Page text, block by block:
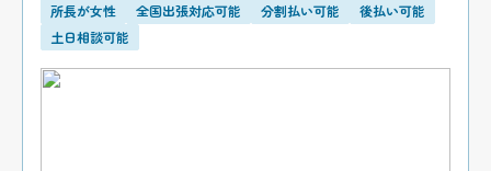
所長が女性 全国出張対応可能 分割払い可能
後払い可能
土日相談可能